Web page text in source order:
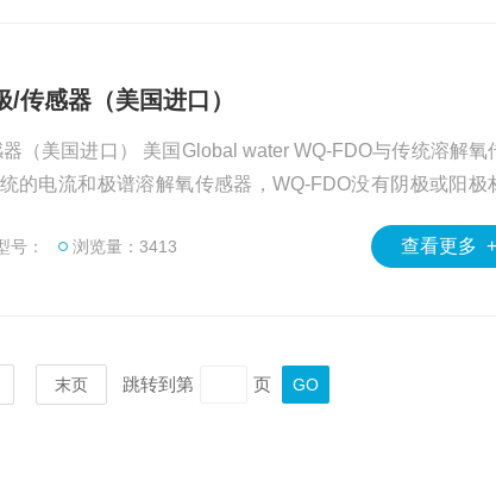
传感器（美国进口）
（美国进口） 美国Global water WQ-FDO与传统溶解氧
的电流和极谱溶解氧传感器，WQ-FDO没有阴极或阳极
周期为一年。
号： 浏览量：3413 查看更多 +
末页 跳转到第 页